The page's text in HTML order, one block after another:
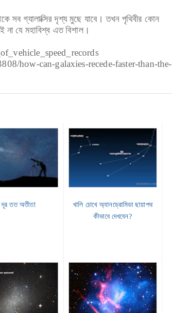
সব গ্যালাক্সির দৃশ্য মুছে যাবে। তখন পৃথিবীর কোন
না যে মহাবিশ্ব এত বিশাল।
how-can-galaxies-recede-faster-than-the-
তত অতীত!
খালি চোখে অ্যানড্রোমিডা ছায়াপথ
কীভাবে দেখবেন?